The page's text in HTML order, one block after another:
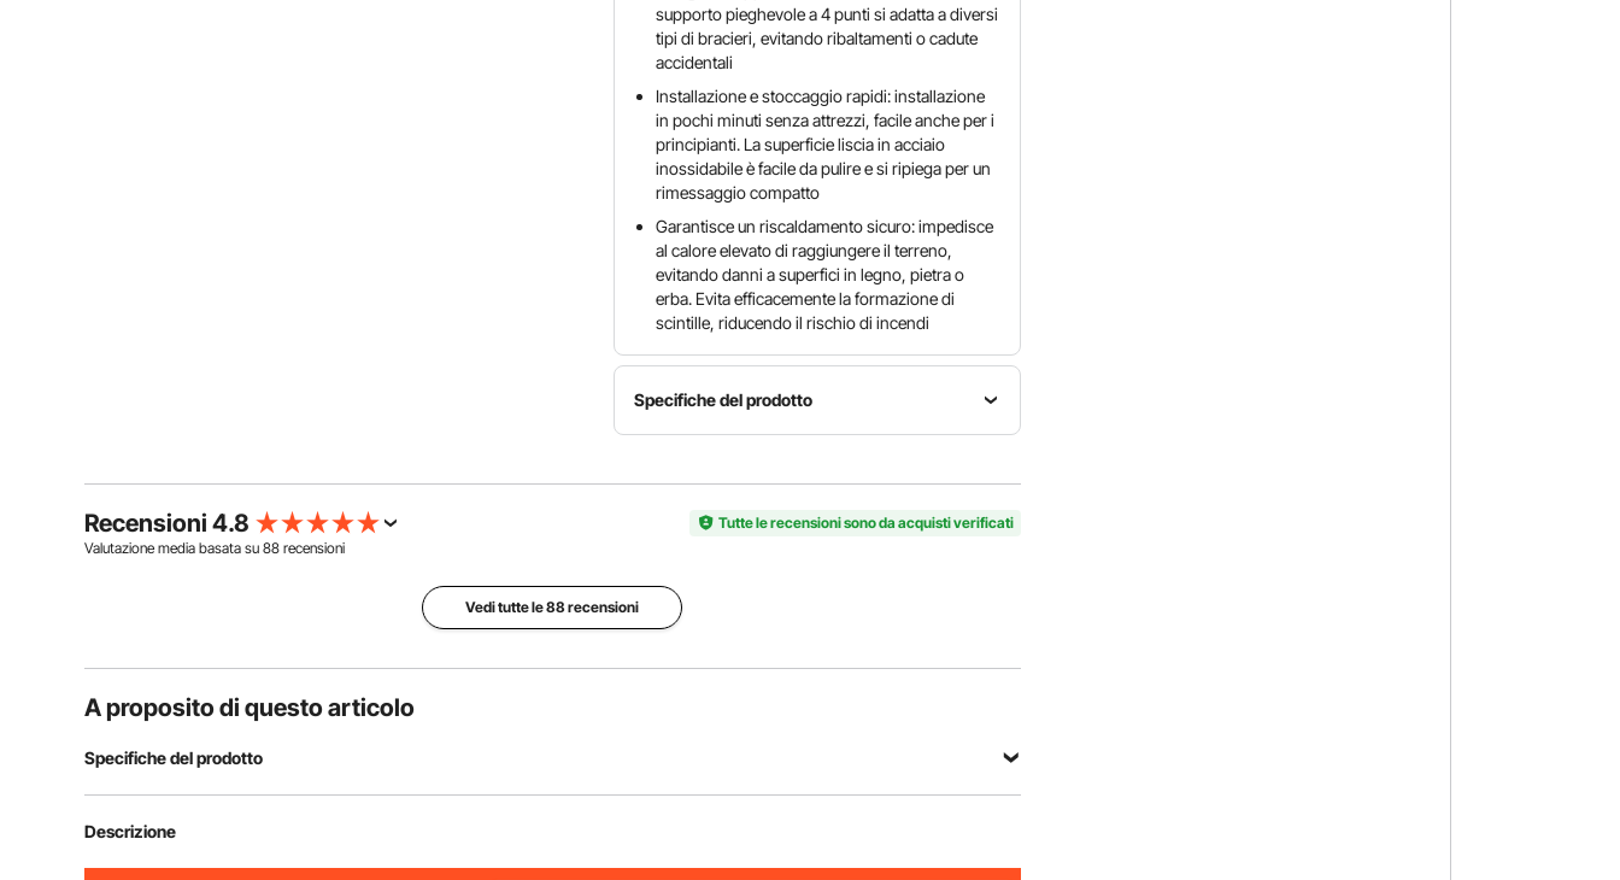
supporto pieghevole a 4 punti si adatta a diversi
tipi di bracieri, evitando ribaltamenti o cadute
accidentali
Installazione e stoccaggio rapidi: installazione
in pochi minuti senza attrezzi, facile anche per i
principianti. La superficie liscia in acciaio
inossidabile è facile da pulire e si ripiega per un
rimessaggio compatto
Garantisce un riscaldamento sicuro: impedisce
al calore elevato di raggiungere il terreno,
evitando danni a superfici in legno, pietra o
erba. Evita efficacemente la formazione di
scintille, riducendo il rischio di incendi
Specifiche del prodotto
modello
YC-HD-
Forma
quadrata
principale
inossidabi
25,4 x
Recensioni 4.8
Tutte le recensioni sono da acquisti verificati
Valutazione media basata su 88 recensioni
Vedi tutte le 88 recensioni
A proposito di questo articolo
Specifiche del prodotto
Numero modello articolo
Descrizione